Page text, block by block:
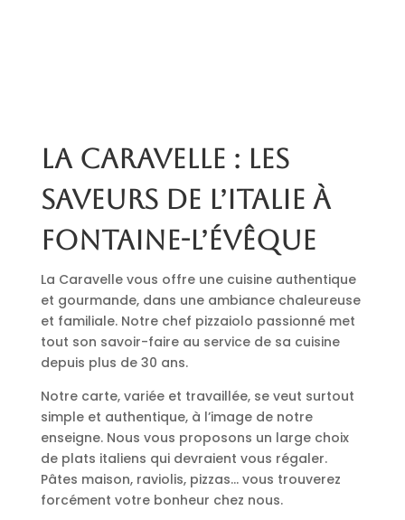
La Caravelle : les
saveurs de l’Italie à
Fontaine-l’Évêque
La Caravelle vous offre une cuisine authentique
et gourmande, dans une ambiance chaleureuse
et familiale. Notre chef pizzaiolo passionné met
tout son savoir-faire au service de sa cuisine
depuis plus de 30 ans.
Notre carte, variée et travaillée, se veut surtout
simple et authentique, à l’image de notre
enseigne. Nous vous proposons un large choix
de plats italiens qui devraient vous régaler.
Pâtes maison, raviolis, pizzas… vous trouverez
forcément votre bonheur chez nous.